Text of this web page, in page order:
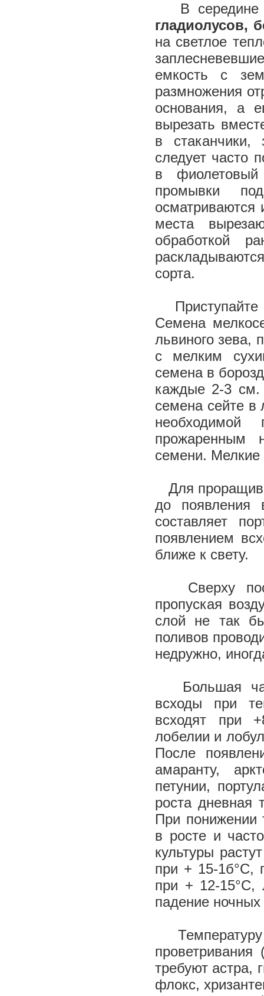
В середине
гладиолусов,
на светлое
емкость с
размножения
основания, а
вырезать
в стаканчики,
следует часто
в
промывки
осматриваются
места
обработкой
сорта.
Семена
львиного зева,
с мелким
семена в
каждые 2-3 см.
семена сейте в
прожаренным
семени. Мелкие
Для
до появления
составляет
появлением
ближе к свету.
Сверху
пропуская
слой не так
поливов
недружно,
Большая
всходы при
всходят при
лобелии и
После
амаранту,
петунии,
роста дневная
При понижении
в росте и
культуры
при + 15-1б°С,
при + 12-15°С,
падение
Температуру
требуют астра,
флокс,